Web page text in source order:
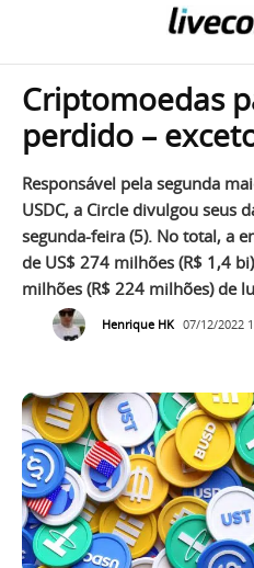
Criptomoedas
perdido –
Responsável pela segunda
USDC, a Circle divulgou seus
segunda-feira (5). No total, a
de US$ 274 milhões (R$ 1,4
milhões (R$ 224 milhões) de
Henrique HK 07/12/2022